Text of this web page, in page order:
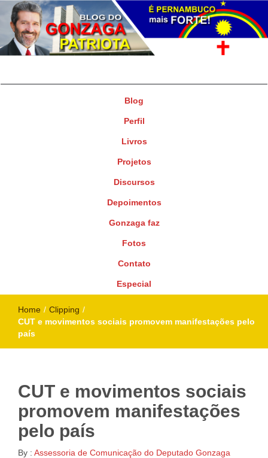
Blog
Perfil
Livros
Projetos
Discursos
Depoimentos
Gonzaga faz
Fotos
Contato
Especial
Home / Clipping /
CUT e movimentos sociais promovem manifestações pelo
país
CUT e movimentos sociais
promovem manifestações
pelo país
By : Assessoria de Comunicação do Deputado Gonzaga